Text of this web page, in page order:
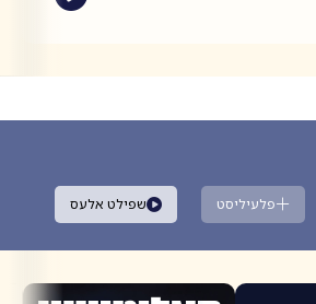
שפילט אלעס פלעיליסט